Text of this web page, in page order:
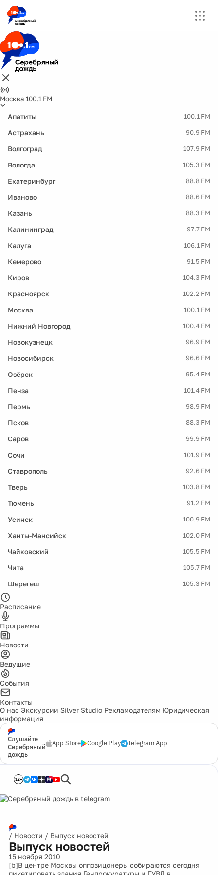
Москва 100.1 FM
Апатиты 100.1 FM
Астрахань 90.9 FM
Волгоград 107.9 FM
Вологда 105.3 FM
Екатеринбург 88.8 FM
Иваново 88.6 FM
Казань 88.3 FM
Калининград 97.7 FM
Калуга 106.1 FM
Кемерово 91.5 FM
Киров 104.3 FM
Красноярск 102.2 FM
Москва 100.1 FM
Нижний Новгород 100.4 FM
Новокузнецк 96.9 FM
Новосибирск 96.6 FM
Озёрск 95.4 FM
Пенза 101.4 FM
Пермь 98.9 FM
Псков 88.3 FM
Саров 99.9 FM
Сочи 101.9 FM
Ставрополь 92.6 FM
Тверь 103.8 FM
Тюмень 91.2 FM
Усинск 100.9 FM
Ханты-Мансийск 102.0 FM
Чайковский 105.5 FM
Чита 105.7 FM
Шерегеш 105.3 FM
Расписание
Программы
Новости
Ведущие
События
Контакты
О нас Экскурсии Silver Studio Рекламодателям Юридическая
информация
Слушайте
Серебряный
дождь
App Store Google Play Telegram App
12+
/ Новости / Выпуск новостей
Выпуск новостей
15 ноября 2010
[b]В центре Москвы оппозицонеры собираются сегодня